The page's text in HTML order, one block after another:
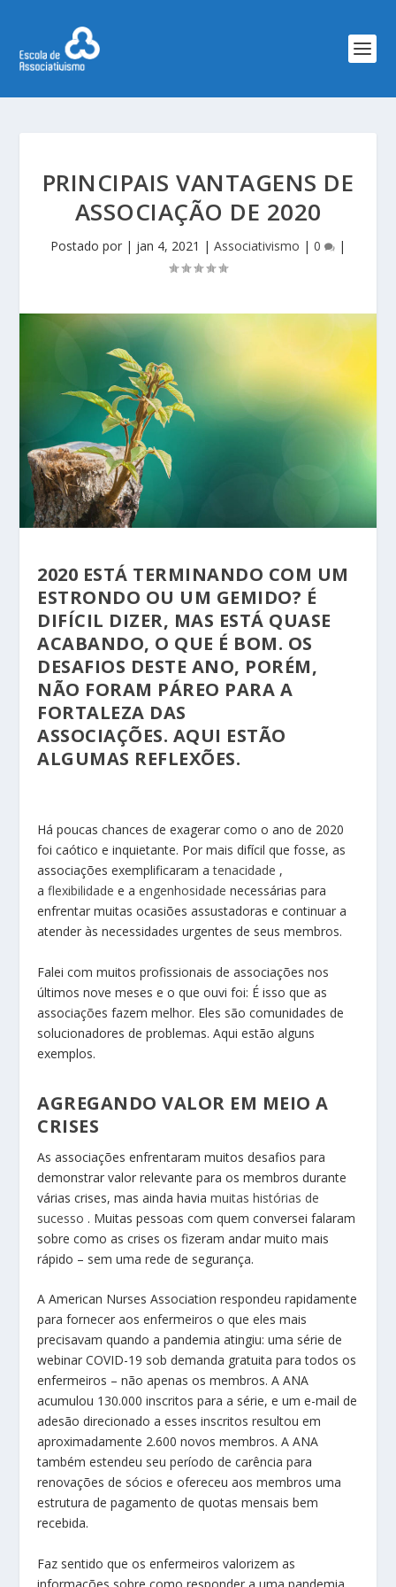
PRINCIPAIS VANTAGENS DE
ASSOCIAÇÃO DE 2020
Postado por | jan 4, 2021 | Associativismo | 0 |
2020 ESTÁ TERMINANDO COM UM
ESTRONDO OU UM GEMIDO? É
DIFÍCIL DIZER, MAS ESTÁ QUASE
ACABANDO, O QUE É BOM. OS
DESAFIOS DESTE ANO, PORÉM,
NÃO FORAM PÁREO PARA A
FORTALEZA DAS
ASSOCIAÇÕES. AQUI ESTÃO
ALGUMAS REFLEXÕES.
Há poucas chances de exagerar como o ano de 2020
foi caótico e inquietante. Por mais difícil que fosse, as
associações exemplificaram atenacidade ,
aflexibilidade e aengenhosidade necessárias para
enfrentar muitas ocasiões assustadoras e continuar a
atender às necessidades urgentes de seus membros.
Falei com muitos profissionais de associações nos
últimos nove meses e o que ouvi foi: É isso que as
associações fazem melhor. Eles são comunidades de
solucionadores de problemas. Aqui estão alguns
exemplos.
AGREGANDO VALOR EM MEIO A
CRISES
As associações enfrentaram muitos desafios para
demonstrar valor relevante para os membros durante
várias crises, mas ainda haviamuitas histórias de
sucesso . Muitas pessoas com quem conversei falaram
sobre como as crises os fizeram andar muito mais
rápido – sem uma rede de segurança.
A American Nurses Association respondeu rapidamente
para fornecer aos enfermeiros o que eles mais
precisavam quando a pandemia atingiu: uma série de
webinar COVID-19 sob demanda gratuita para todos os
enfermeiros – não apenas os membros. A ANA
acumulou 130.000 inscritos para a série, e um e-mail de
adesão direcionado a esses inscritos resultou em
aproximadamente 2.600 novos membros. A ANA
também estendeu seu período de carência para
renovações de sócios e ofereceu aos membros uma
estrutura de pagamento de quotas mensais bem
recebida.
Faz sentido que os enfermeiros valorizem as